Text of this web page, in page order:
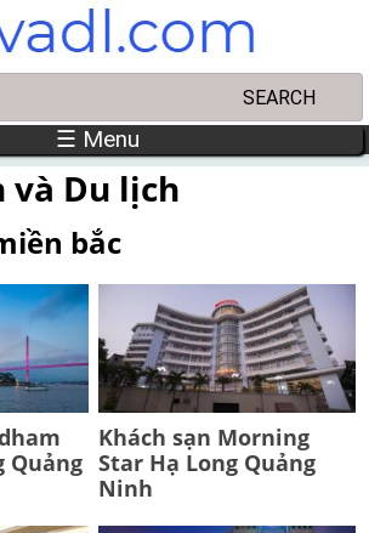
☰ Menu
và Du lịch
bắc
Quảng
Khách sạn Morning
Star Hạ Long Quảng
Ninh